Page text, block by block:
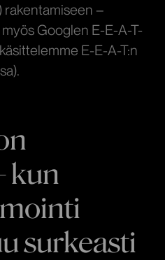
rakentamiseen –
Googlen E-E-A-T-
E-E-A-T:n
kun
surkeasti